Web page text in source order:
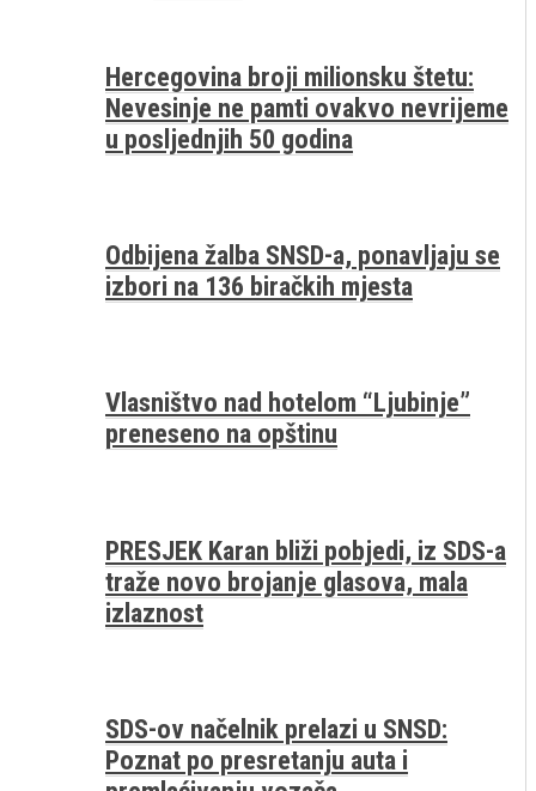
Hercegovina broji milionsku štetu:
Nevesinje ne pamti ovakvo nevrijeme
u posljednjih 50 godina
Odbijena žalba SNSD-a, ponavljaju se
izbori na 136 biračkih mjesta
Vlasništvo nad hotelom “Ljubinje”
preneseno na opštinu
PRESJEK Karan bliži pobjedi, iz SDS-a
traže novo brojanje glasova, mala
izlaznost
SDS-ov načelnik prelazi u SNSD:
Poznat po presretanju auta i